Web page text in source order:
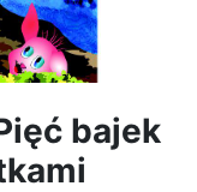
bajek